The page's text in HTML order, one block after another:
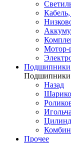
Мотор-
Подшипники
Подшипники
Назад
Прочее